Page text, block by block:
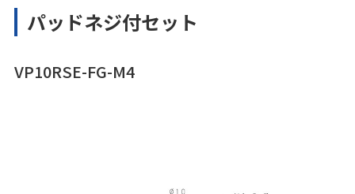
パッドネジ付セット
VP10RSE-FG-M4